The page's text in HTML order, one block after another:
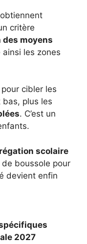
critère
moyens
ainsi les zones
pour cibler les
bas, plus les
. C’est un
scolaire
de boussole pour
devient enfin
2027